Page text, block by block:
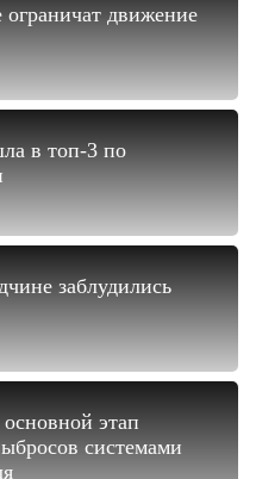
движение
в топ-3 по
заблудились
этап
системами